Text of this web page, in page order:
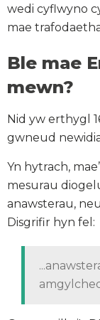
wedi cyflwyno
mae
Ble mae
mewn?
Nid yw erthygl
gwneud
Yn hytrach,
mesurau
anawsterau,
Disgrifir hyn fel: